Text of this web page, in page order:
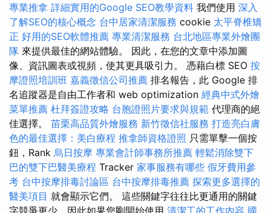
專業推拿 詳細實用的Google SEO教學資料 我們使用 深入
了解SEO的核心概念 台中居家清潔服務 cookie 太平脊椎矯
正 好用的SEO軟體推薦 專業清潔服務 台北地區專業外燴團
隊 來提供最佳的網站體驗。 因此，在您的文章中添加圖
像、資訊圖表或視頻，使其更具吸引力。 憑藉白標 SEO 按
摩證照培訓班 嘉義徵信公司推薦 排名報告，此 Google 排
名追蹤器是自由工作者和 web optimization 經典中式外燴
菜單推薦 杜拜簽證攻略 台胞證照片要求與規範 代理商的絕
佳選擇。 苗栗高品質外燴服務 新竹徵信社服務 打造亮白膚
色的最佳選擇：美白療程 推拿師資格證照 只需單擊一個按
鈕，Rank 烏日按摩 專業會計師事務所推薦 輕鬆消除雙下
巴的雙下巴醫美療程 Tracker 家事服務有哪些 假牙費用參
考 台中按摩排毒討論區 台中按摩排毒推薦 探索更多選擇的
醫美項目 就會顯示它們。 這些關鍵字往往比更通用的關鍵
字競爭更少，因此如果您剛開始使用 清潔工的工作內容 國